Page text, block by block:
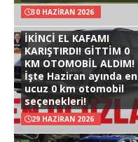
30 HAZIRAN 2026
İKİNCİ EL KAFAMI
KARIŞTIRDI! GİTTİM 0
KM OTOMOBİL ALDIM!
İşte Haziran ayında en
ucuz 0 km otomobil
seçenekleri!
29 HAZIRAN 2026